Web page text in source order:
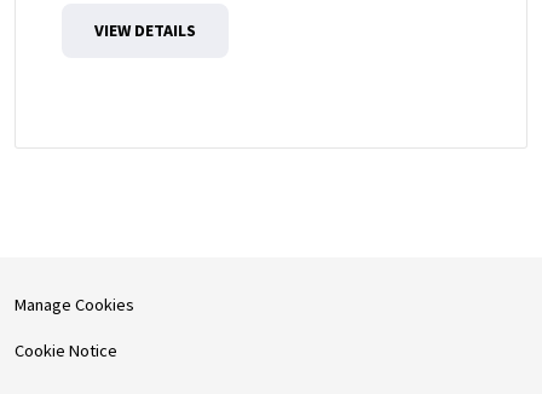
VIEW DETAILS
Manage Cookies
Cookie Notice